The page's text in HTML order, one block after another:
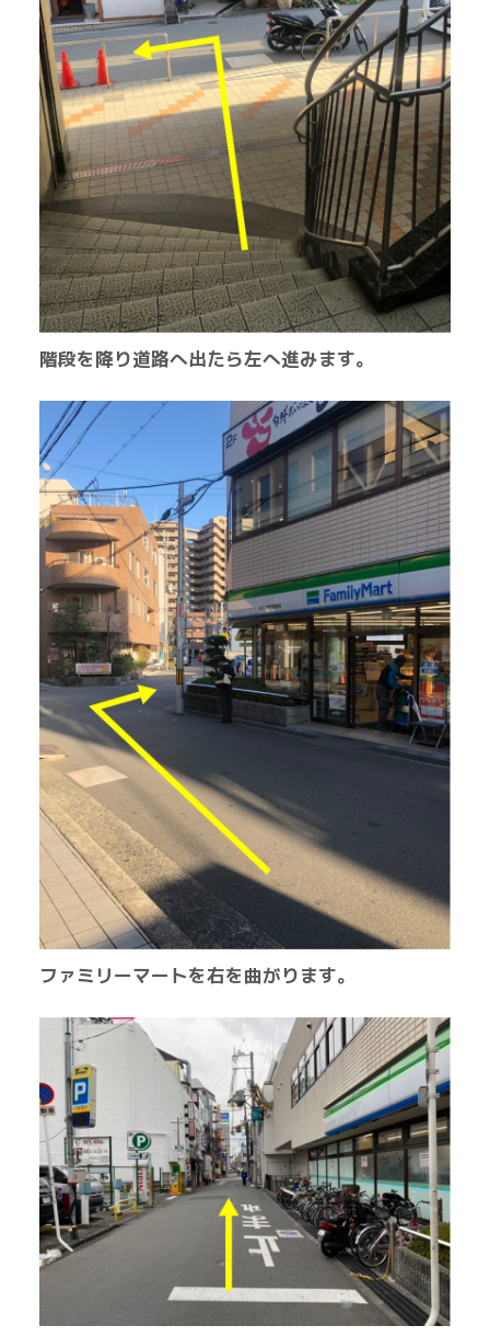
階段を降り道路へ出たら左へ進みます。
ファミリーマートを右を曲がります。